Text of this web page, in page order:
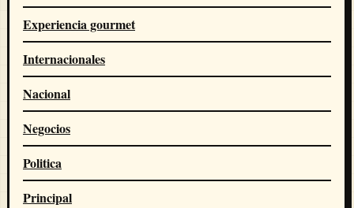
Experiencia gourmet
Internacionales
Nacional
Negocios
Politica
Principal